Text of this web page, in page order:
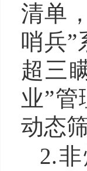
清单
哨兵”
超三
业”管
动态
2.